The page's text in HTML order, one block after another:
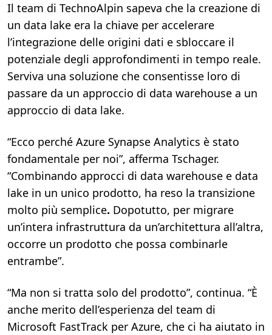
Il team di TechnoAlpin sapeva che la creazione di
un data lake era la chiave per accelerare
l’integrazione delle origini dati e sbloccare il
potenziale degli approfondimenti in tempo reale.
Serviva una soluzione che consentisse loro di
passare da un approccio di data warehouse a un
approccio di data lake.
“Ecco perché Azure Synapse Analytics è stato
fondamentale per noi”, afferma Tschager.
“Combinando approcci di data warehouse e data
lake in un unico prodotto, ha reso la transizione
molto più semplice. Dopotutto, per migrare
un’intera infrastruttura da un’architettura all’altra,
occorre un prodotto che possa combinarle
entrambe”.
“Ma non si tratta solo del prodotto”, continua. “È
anche merito dell’esperienza del team di
Microsoft FastTrack per Azure, che ci ha aiutato in